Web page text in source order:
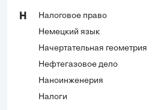
Н
Налоговое право
Немецкий язык
Начертательная геометрия
Нефтегазовое дело
Наноинженерия
Налоги